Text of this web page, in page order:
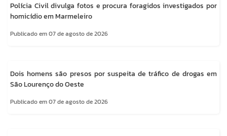
Polícia Civil divulga fotos e procura foragidos investigados por
homicídio em Marmeleiro
Publicado em 07 de agosto de 2026
Dois homens são presos por suspeita de tráfico de drogas em
São Lourenço do Oeste
Publicado em 07 de agosto de 2026